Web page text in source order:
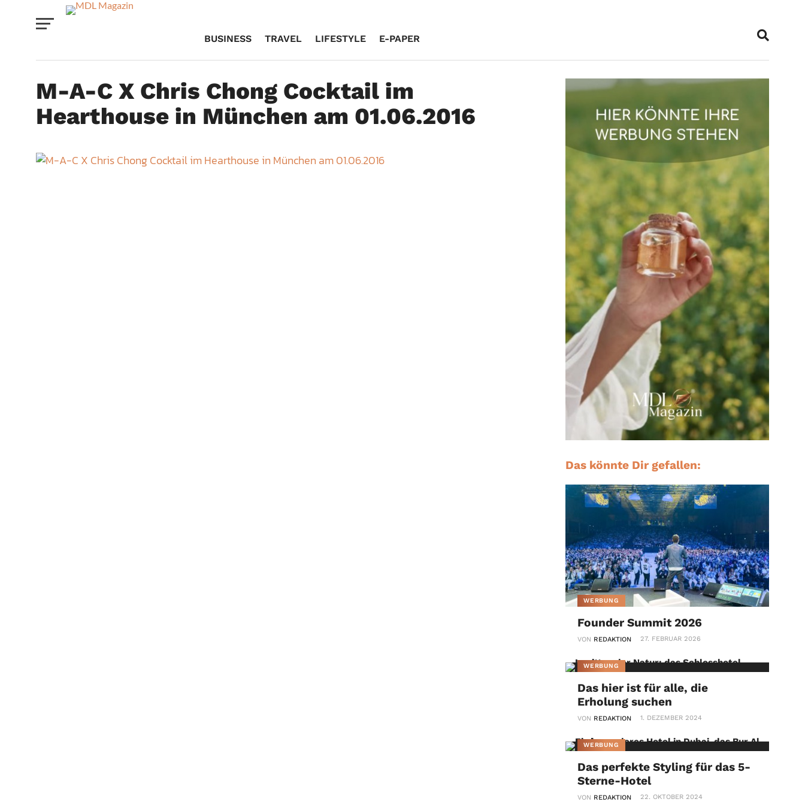
BUSINESS TRAVEL LIFESTYLE E-PAPER
M-A-C X Chris Chong Cocktail im
Hearthouse in München am 01.06.2016
Das könnte Dir gefallen:
WERBUNG
Founder Summit 2026
VON REDAKTION 27. FEBRUAR 2026
WERBUNG
Das hier ist für alle, die
Erholung suchen
VON REDAKTION 1. DEZEMBER 2024
WERBUNG
Das perfekte Styling für das 5-
Sterne-Hotel
VON REDAKTION 22. OKTOBER 2024